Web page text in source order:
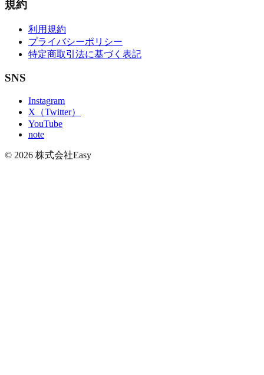
規約
利用規約
プライバシーポリシー
特定商取引法に基づく表記
SNS
Instagram
X（Twitter）
YouTube
note
© 2026 株式会社Easy